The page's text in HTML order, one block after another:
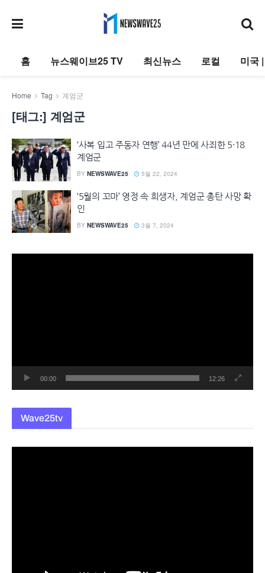
홈 뉴스웨이브25 TV 최신뉴스 로컬 미국
Home Tag 계엄군
[태그:] 계엄군
‘사복 입고 주동자 연행’ 44년 만에 사죄한 5·18
계엄군
BY NEWSWAVE25 5월 22, 2024
‘5월의 꼬마’ 영정 속 희생자, 계엄군 총탄 사망 확
인
BY NEWSWAVE25 3월 7, 2024
00:00 12:26
Wave25tv